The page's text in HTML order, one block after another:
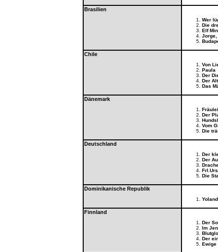
Brasilien
Wer
Die
Elf
Chile
Von
Paula
Der
Der
Das
Dänemark
Der
Vom
Die
Deutschland
Der
Der
Die
Dominikanische Republik
Finnland
Der
Im
Der
Ewige